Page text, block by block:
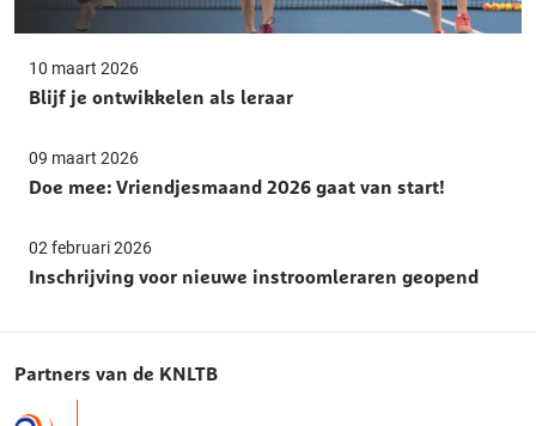
10 maart 2026
Blijf je ontwikkelen als leraar
09 maart 2026
Doe mee: Vriendjesmaand 2026 gaat van start!
02 februari 2026
Inschrijving voor nieuwe instroomleraren geopend
Partners van de KNLTB